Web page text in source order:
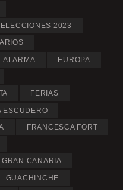
ELECCIONES 2023
ALARMA EUROPA
FERIAS
ESCUDERO
FRANCESCA FORT
GRAN CANARIA
GUACHINCHE